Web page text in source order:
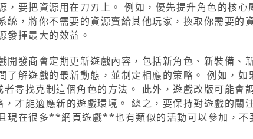
要把資源用在刀刃上。 例如，優先提升角色的核心
，將你不需要的資源賣給其他玩家，換取你需要的
發揮最大的效益。
發商會定期更新遊戲內容，包括新角色、新裝備、
解遊戲的最新動態，並制定相應的策略。 例如，如
尋找克制這個角色的方法。 此外，遊戲改版可能會
才能適應新的遊戲環境。 總之，要保持對遊戲的關
現在很多**網頁遊戲**也有類似的活動可以參加，不